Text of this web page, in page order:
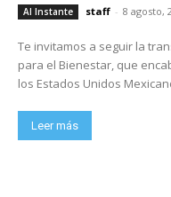
Al Instante staff - 8 agosto,
Te invitamos a seguir la
para el Bienestar, que
los Estados Unidos
Leer más